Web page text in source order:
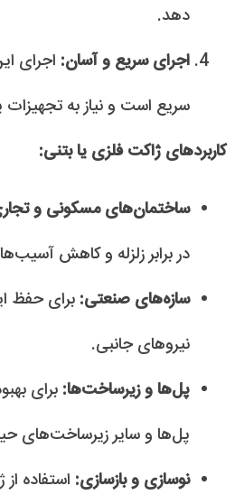
دهد.
اجرای سریع و آسان: اجرای
سریع است و نیاز به تجهیزات
کاربردهای ژاکت فلزی یا بتنی:
ساختمان‌های مسکونی و
در برابر زلزله و کاهش
سازه‌های صنعتی: برای حفظ
نیروهای جانبی.
پل‌ها و زیرساخت‌ها: برای
پل‌ها و سایر زیرساخت‌های
نوسازی و بازسازی: استفاده